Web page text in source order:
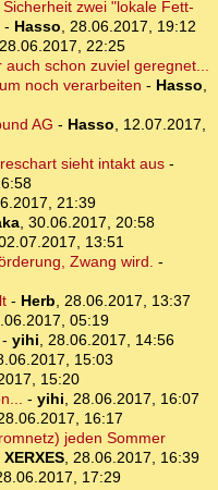
zwei "lokale Fett-
- Hasso, 28.06.2017, 19:12
28.06.2017, 22:25
auch schon zuviel geregnet...
noch verarbeiten - Hasso,
AG - Hasso, 12.07.2017,
sieht intakt aus-
21:39
, 30.06.2017, 20:58
13:51
Zwang wird. -
- Herb, 28.06.2017, 13:37
05:19
yihi, 28.06.2017, 14:56
15:03
15:20
- yihi, 28.06.2017, 16:07
16:17
jeden Sommer
XERXES, 28.06.2017, 16:39
17:29